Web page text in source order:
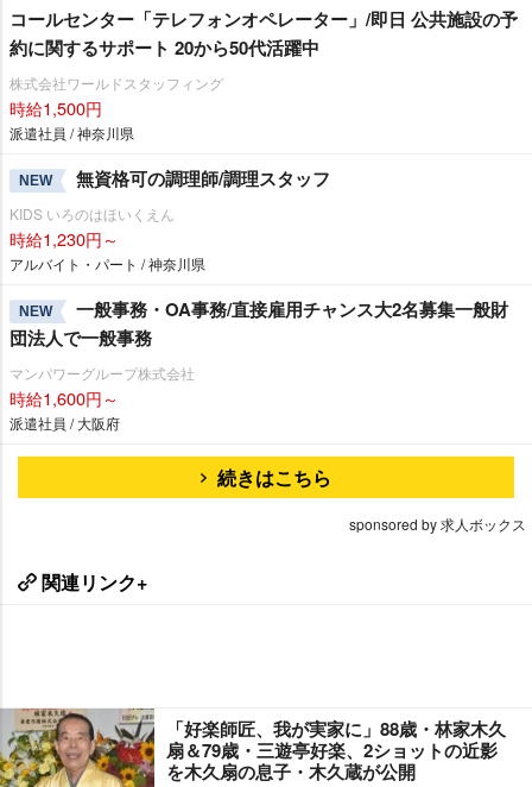
コールセンター「テレフォンオペレーター」/即日 公共施設の予
約に関するサポート 20から50代活躍中
株式会社ワールドスタッフィング
時給1,500円
派遣社員 / 神奈川県
NEW 無資格可の調理師/調理スタッフ
KIDS いろのはほいくえん
時給1,230円～
アルバイト・パート / 神奈川県
NEW
一般事務・OA事務/直接雇用チャンス大2名募集一般財
団法人で一般事務
マンパワーグループ株式会社
時給1,600円～
派遣社員 / 大阪府
続きはこちら
sponsored by 求人ボックス
関連リンク+
「好楽師匠、我が実家に」88歳・林家木久
扇＆79歳・三遊亭好楽、2ショットの近影
を木久扇の息子・木久蔵が公開